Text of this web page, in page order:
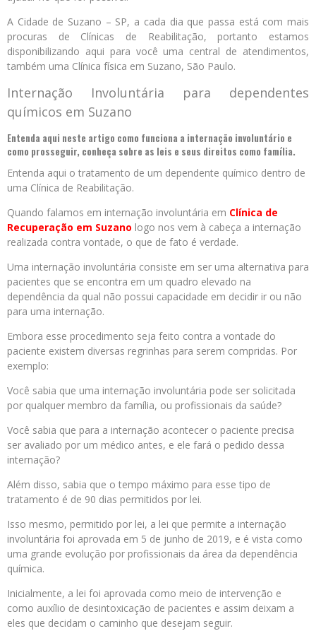
A Cidade de Suzano – SP, a cada dia que passa está com mais
procuras de Clínicas de Reabilitação, portanto estamos
disponibilizando aqui para você uma central de atendimentos,
também uma Clínica física em Suzano, São Paulo.
Internação Involuntária para dependentes
químicos em Suzano
Entenda aqui neste artigo como funciona a internação involuntário e
como prosseguir, conheça sobre as leis e seus direitos como família.
Entenda aqui o tratamento de um dependente químico dentro de
uma Clínica de Reabilitação.
Quando falamos em internação involuntária em Clínica de
Recuperação em Suzano logo nos vem à cabeça a internação
realizada contra vontade, o que de fato é verdade.
Uma internação involuntária consiste em ser uma alternativa para
pacientes que se encontra em um quadro elevado na
dependência da qual não possui capacidade em decidir ir ou não
para uma internação.
Embora esse procedimento seja feito contra a vontade do
paciente existem diversas regrinhas para serem compridas. Por
exemplo:
Você sabia que uma internação involuntária pode ser solicitada
por qualquer membro da família, ou profissionais da saúde?
Você sabia que para a internação acontecer o paciente precisa
ser avaliado por um médico antes, e ele fará o pedido dessa
internação?
Além disso, sabia que o tempo máximo para esse tipo de
tratamento é de 90 dias permitidos por lei.
Isso mesmo, permitido por lei, a lei que permite a internação
involuntária foi aprovada em 5 de junho de 2019, e é vista como
uma grande evolução por profissionais da área da dependência
química.
Inicialmente, a lei foi aprovada como meio de intervenção e
como auxílio de desintoxicação de pacientes e assim deixam a
eles que decidam o caminho que desejam seguir.